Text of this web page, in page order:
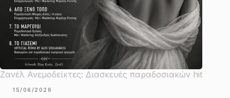
Ζανέλ Ανεμοδείκτες: Διασκευές παραδοσιακών hit
15/06/2026